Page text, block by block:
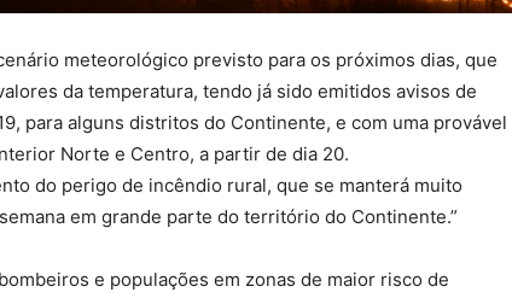
meteorológico previsto para os próximos dias, que
da temperatura, tendo já sido emitidos avisos de
para alguns distritos do Continente, e com uma provável
Norte e Centro, a partir de dia 20.
do perigo de incêndio rural, que se manterá muito
em grande parte do território do Continente.”
e populações em zonas de maior risco de